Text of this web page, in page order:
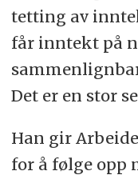
tetting av
får inntekt på
Det er en stor
Han gir
for å følge opp